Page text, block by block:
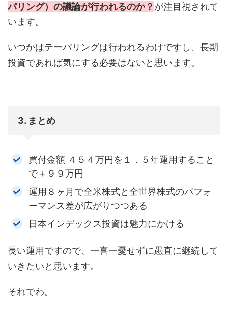
パリング）の議論が行われるのか？ が注目視されて
います。
いつかはテーパリングは行われるわけですし、長期
投資であれば気にする必要はないと思います。
3. まとめ
買付金額 ４５４万円を１．５年運用すること
で＋９９万円
運用８ヶ月で全米株式と全世界株式のパフォ
ーマンス差が広がりつつある
日本インデックス投資は魅力にかける
長い運用ですので、一喜一憂せずに愚直に継続して
いきたいと思います。
それでわ。